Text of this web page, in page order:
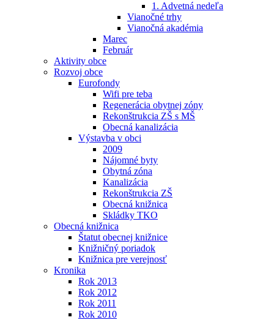
1. Advetná nedeľa
Vianočné trhy
Vianočná akadémia
Marec
Február
Aktivity obce
Rozvoj obce
Eurofondy
Wifi pre teba
Regenerácia obytnej zóny
Rekonštrukcia ZŠ s MŠ
Obecná kanalizácia
Výstavba v obci
2009
Nájomné byty
Obytná zóna
Kanalizácia
Rekonštrukcia ZŠ
Obecná knižnica
Skládky TKO
Obecná knižnica
Štatut obecnej knižnice
Knižničný poriadok
Knižnica pre verejnosť
Kronika
Rok 2013
Rok 2012
Rok 2011
Rok 2010